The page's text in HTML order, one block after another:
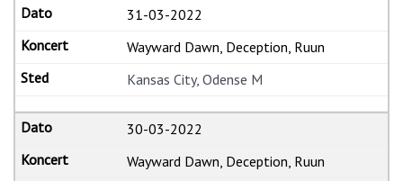
31-03-2022
Wayward Dawn, Deception, Ruun
Kansas City, Odense M
30-03-2022
Wayward Dawn, Deception, Ruun